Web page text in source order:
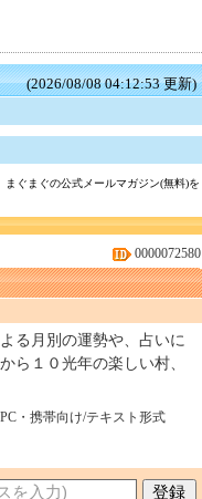
(2026/08/08 04:12:53 更新)
ぐまぐの公式メールマガジン(無料)を
る月別の運勢や、占いに
ら１０光年の楽しい村、
0000072580
PC・携帯向け/テキスト形式